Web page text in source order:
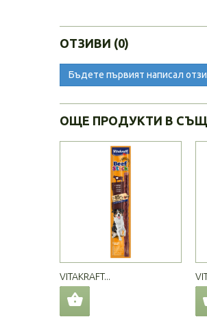
ОТЗИВИ (0)
Бъдете първият написал
ОЩЕ ПРОДУКТИ В
VITAKRAFT...